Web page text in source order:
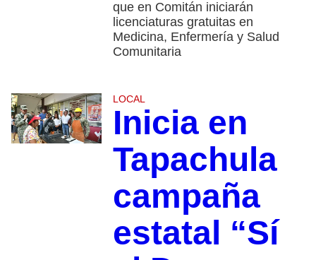
que en Comitán iniciarán
licenciaturas gratuitas en
Medicina, Enfermería y Salud
Comunitaria
LOCAL
Inicia en
Tapachula
campaña
estatal “Sí